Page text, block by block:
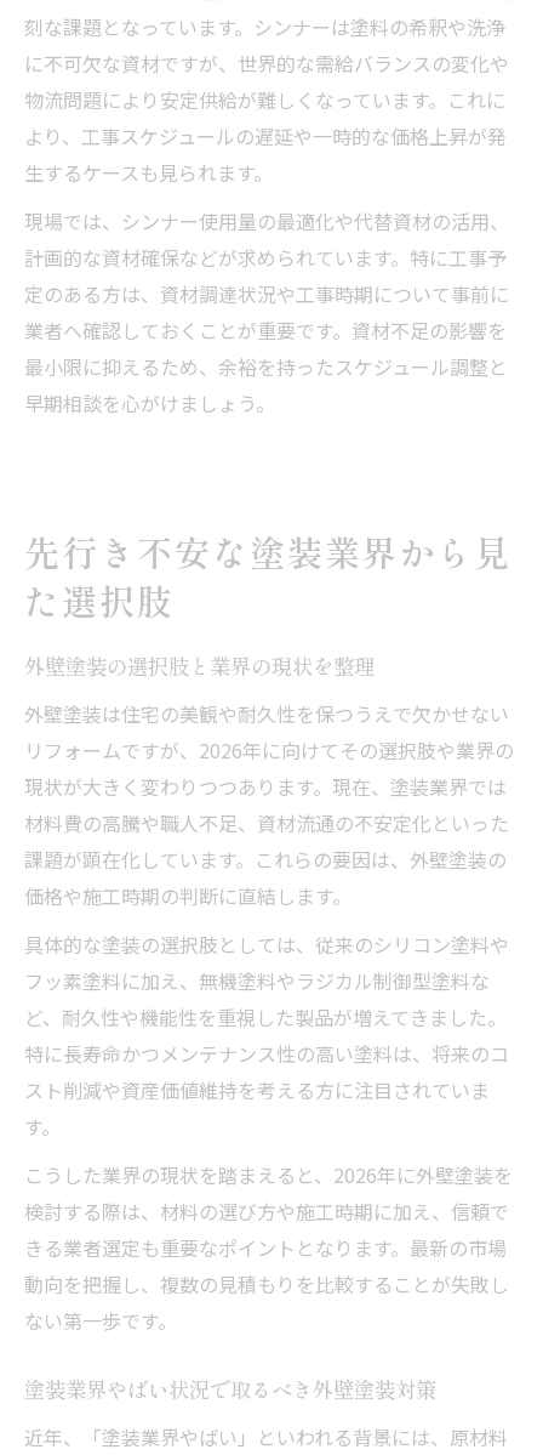
刻な課題となっています。シンナーは塗料の希釈や洗浄
に不可欠な資材ですが、世界的な需給バランスの変化や
物流問題により安定供給が難しくなっています。これに
より、工事スケジュールの遅延や一時的な価格上昇が発
生するケースも見られます。
現場では、シンナー使用量の最適化や代替資材の活用、
計画的な資材確保などが求められています。特に工事予
定のある方は、資材調達状況や工事時期について事前に
業者へ確認しておくことが重要です。資材不足の影響を
最小限に抑えるため、余裕を持ったスケジュール調整と
早期相談を心がけましょう。
先行き不安な塗装業界から見
た選択肢
外壁塗装の選択肢と業界の現状を整理
外壁塗装は住宅の美観や耐久性を保つうえで欠かせない
リフォームですが、2026年に向けてその選択肢や業界の
現状が大きく変わりつつあります。現在、塗装業界では
材料費の高騰や職人不足、資材流通の不安定化といった
課題が顕在化しています。これらの要因は、外壁塗装の
価格や施工時期の判断に直結します。
具体的な塗装の選択肢としては、従来のシリコン塗料や
フッ素塗料に加え、無機塗料やラジカル制御型塗料な
ど、耐久性や機能性を重視した製品が増えてきました。
特に長寿命かつメンテナンス性の高い塗料は、将来のコ
スト削減や資産価値維持を考える方に注目されていま
す。
こうした業界の現状を踏まえると、2026年に外壁塗装を
検討する際は、材料の選び方や施工時期に加え、信頼で
きる業者選定も重要なポイントとなります。最新の市場
動向を把握し、複数の見積もりを比較することが失敗し
ない第一歩です。
塗装業界やばい状況で取るべき外壁塗装対策
近年、「塗装業界やばい」といわれる背景には、原材料